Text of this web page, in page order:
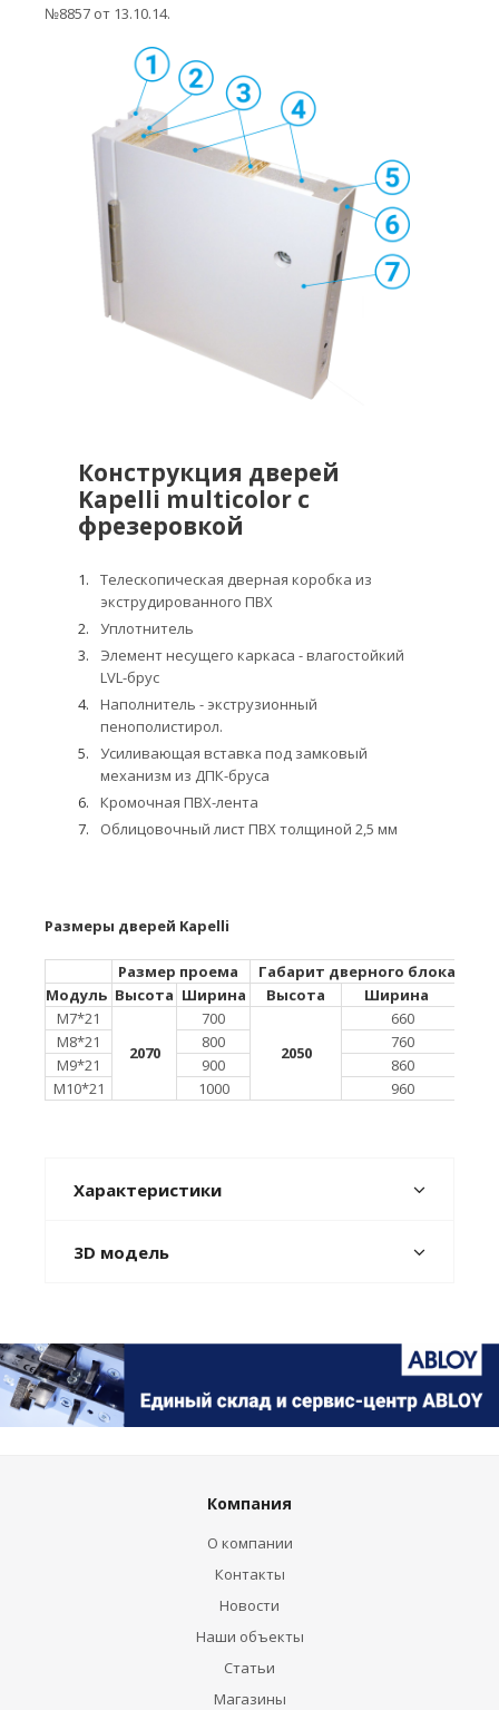
№8857 от 13.10.14.
Конструкция дверей
Kapelli multicolor с
фрезеровкой
Телескопическая дверная коробка из
экструдированного ПВХ
Уплотнитель
Элемент несущего каркаса - влагостойкий
LVL-брус
Наполнитель - экструзионный
пенополистирол.
Усиливающая вставка под замковый
механизм из ДПК-бруса
Кромочная ПВХ-лента
Облицовочный лист ПВХ толщиной 2,5 мм
Размеры дверей Kapelli
Размер проема Габарит дверного блока
Модуль Высота Ширина Высота Ширина
М7*21
2070
700
2050
660
М8*21
800
760
М9*21
900
860
М10*21
1000 960
Характеристики
3D модель
Компания
О компании
Контакты
Новости
Наши объекты
Статьи
Магазины